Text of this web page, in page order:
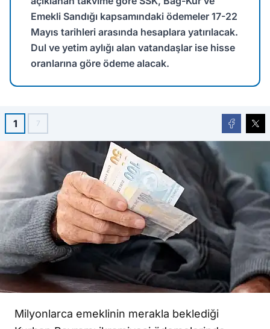
Emekli Sandığı kapsamındaki ödemeler 17-22
Mayıs tarihleri arasında hesaplara yatırılacak.
Dul ve yetim aylığı alan vatandaşlar ise hisse
oranlarına göre ödeme alacak.
1 7
Milyonlarca emeklinin merakla beklediği